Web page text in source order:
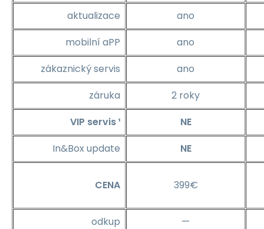
aktualizace
ano
mobilní aPP
ano
zákaznický servis
ano
záruka
2 roky
VIP servis ¹
NE
In&Box update
NE
CENA 399€
odkup
—